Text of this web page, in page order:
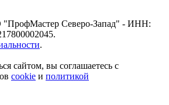
"ПрофМастер Северо-Запад" - ИНН:
.
сайтом, вы соглашаетесь с
cookie и политикой